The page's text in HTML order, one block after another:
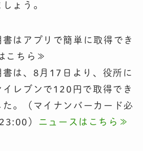
ょう。
はアプリで簡単に取得でき
こちら≫
書は、8月17日より、役所に
イレブンで120円で取得でき
た。（マイナンバーカード必
） ニュースはこちら≫